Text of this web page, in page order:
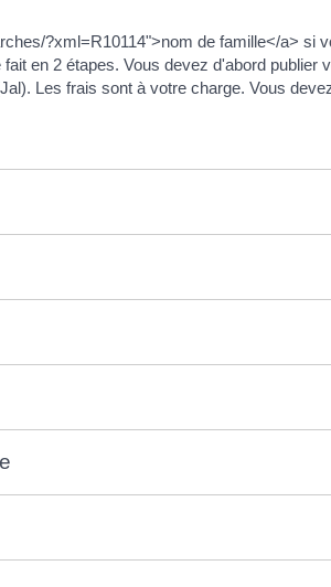
?xml=R10114">nom de famille</a> si
en 2 étapes. Vous devez d'abord publier
Les frais sont à votre charge. Vous